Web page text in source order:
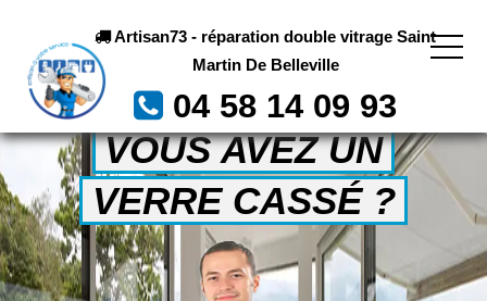
Artisan73 - réparation double vitrage Saint
Martin De Belleville
04 58 14 09 93
VOUS AVEZ UN
VERRE CASSÉ ?